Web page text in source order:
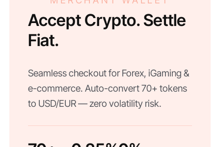
Accept Crypto. Settle
Fiat.
Seamless checkout for Forex, iGaming &
e-commerce. Auto-convert 70+ tokens
to USD/EUR — zero volatility risk.